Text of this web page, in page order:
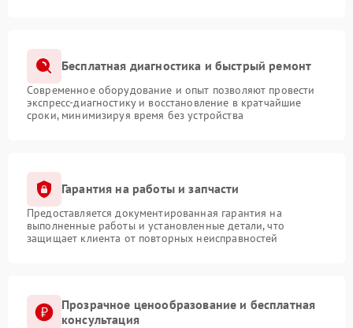
Бесплатная диагностика и быстрый ремонт
Современное оборудование и опыт позволяют провести
экспресс-диагностику и восстановление в кратчайшие
сроки, минимизируя время без устройства
Гарантия на работы и запчасти
Предоставляется документированная гарантия на
выполненные работы и установленные детали, что
защищает клиента от повторных неисправностей
Прозрачное ценообразование и бесплатная
консультация